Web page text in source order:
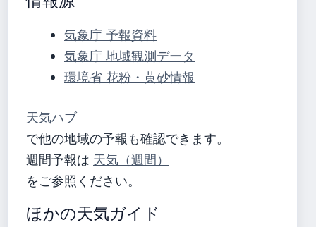
気象庁 予報資料
気象庁 地域観測データ
環境省 花粉・黄砂情報
天気ハブ
で他の地域の予報も確認できます。
週間予報は 天気（週間）
をご参照ください。
ほかの天気ガイド